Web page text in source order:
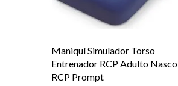
Maniquí Simulador Torso
Entrenador RCP Adulto Nasco
RCP Prompt